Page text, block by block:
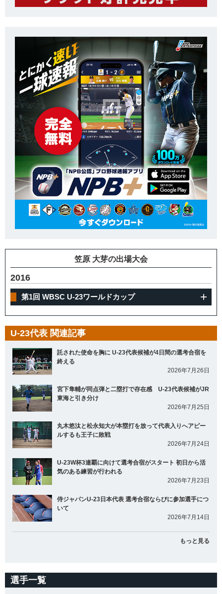
笠原 大芽の出場大会
2016
第1回 WBSC U-23ワールドカップ
U-23代表 関連記事
託された使命を胸に U-23代表候補が4日間の選考合宿を
終える
2026年7月26日
宮下隼輔が同点弾と二塁打で存在感 U-23代表候補がJR
東海と引き分け
2026年7月25日
丸木悠汰と松永知大が本塁打を放って代表入りへアピー
ルするも王子に敗戦
2026年7月24日
U-23W杯3連覇に向けて選考合宿がスタート 初日から活
気のある練習が行われる
2026年7月23日
侍ジャパンU-23日本代表 選考合宿ならびに参加選手につ
いて
2026年7月14日
もっと見る
選手一覧